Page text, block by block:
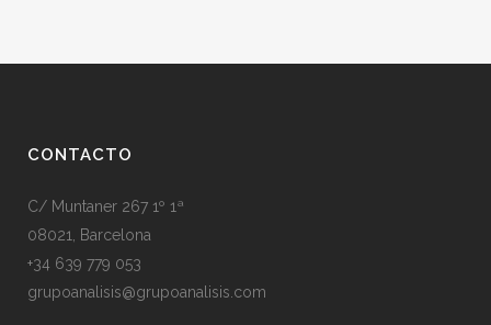
CONTACTO
C/ Muntaner 267 1º 1ª
08021, Barcelona
+34 639 779 053
grupoanalisis@grupoanalisis.com